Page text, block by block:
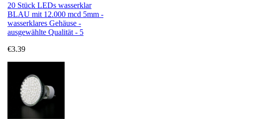
20 Stück LEDs wasserklar
BLAU mit 12.000 mcd 5mm -
wasserklares Gehäuse -
ausgewählte Qualität - 5
€3.39